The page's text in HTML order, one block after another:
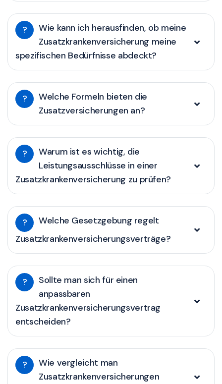
?
Wie kann ich herausfinden, ob meine
Zusatzkrankenversicherung meine
spezifischen Bedürfnisse abdeckt?
?
Welche Formeln bieten die
Zusatzversicherungen an?
?
Warum ist es wichtig, die
Leistungsausschlüsse in einer
Zusatzkrankenversicherung zu prüfen?
?
Welche Gesetzgebung regelt
Zusatzkrankenversicherungsverträge?
?
Sollte man sich für einen
anpassbaren
Zusatzkrankenversicherungsvertrag
entscheiden?
?
Wie vergleicht man
Zusatzkrankenversicherungen